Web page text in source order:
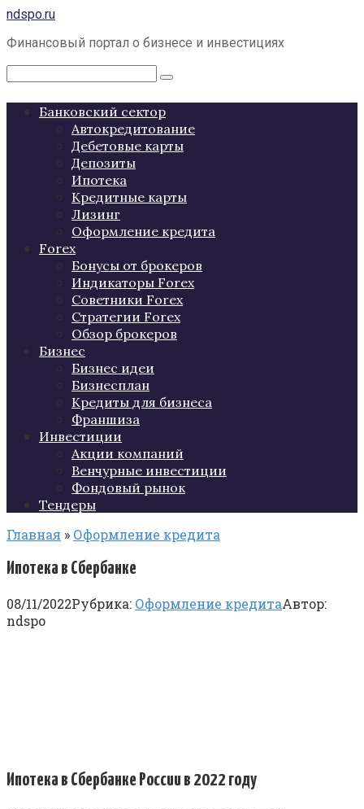
Перейти
контенту
ndspo.ru
Финансовый портал о бизнесе и инвестициях
Поиск:
Банковский сектор
Автокредитование
Дебетовые карты
Депозиты
Ипотека
Кредитные карты
Лизинг
Оформление кредита
Forex
Бонусы от брокеров
Индикаторы Forex
Советники Forex
Стратегии Forex
Обзор брокеров
Бизнес
Бизнес идеи
Бизнесплан
Кредиты для бизнеса
Франшиза
Инвестиции
Акции компаний
Венчурные инвестиции
Фондовый рынок
Тендеры
Главная » Оформление кредита
Ипотека в Сбербанке
08/11/2022Рубрика: Оформление кредитаАвтор:
ndspo
Ипотека в Сбербанке России в 2022 году